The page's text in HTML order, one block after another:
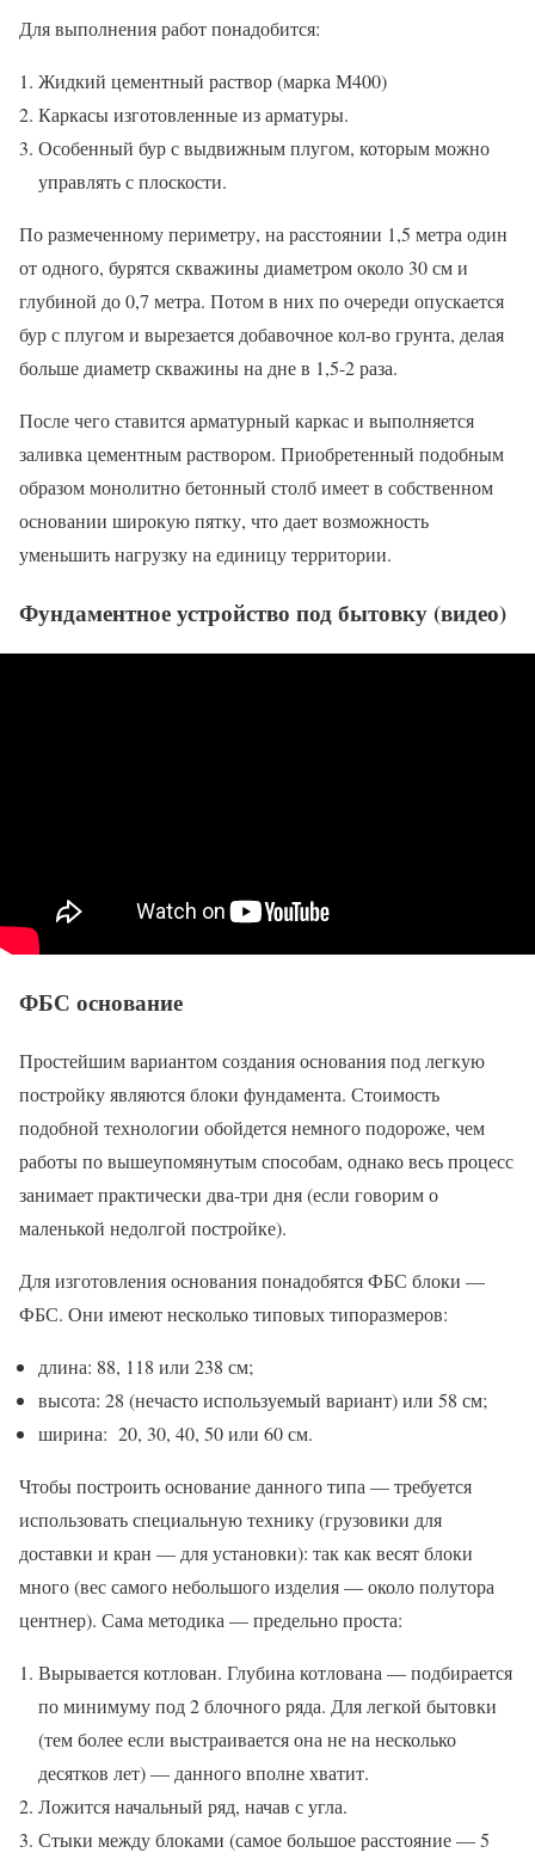
Для выполнения работ понадобится:
Жидкий цементный раствор (марка М400)
Каркасы изготовленные из арматуры.
Особенный бур с выдвижным плугом, которым можно
управлять с плоскости.
По размеченному периметру, на расстоянии 1,5 метра один
от одного, бурятся скважины диаметром около 30 см и
глубиной до 0,7 метра. Потом в них по очереди опускается
бур с плугом и вырезается добавочное кол-во грунта, делая
больше диаметр скважины на дне в 1,5-2 раза.
После чего ставится арматурный каркас и выполняется
заливка цементным раствором. Приобретенный подобным
образом монолитно бетонный столб имеет в собственном
основании широкую пятку, что дает возможность
уменьшить нагрузку на единицу территории.
Фундаментное устройство подбытовку (видео)
ФБС основание
Простейшим вариантом создания основания под легкую
постройку являются блоки фундамента. Стоимость
подобной технологии обойдется немного подороже, чем
работы по вышеупомянутым способам, однако весь процесс
занимает практически два-три дня (если говорим о
маленькой недолгой постройке).
Для изготовления основания понадобятся ФБС блоки —
ФБС. Они имеют несколько типовых типоразмеров:
длина: 88, 118 или 238 см;
высота: 28 (нечасто используемый вариант) или 58 см;
ширина: 20, 30, 40, 50 или 60 см.
Чтобы построить основание данного типа — требуется
использовать специальную технику (грузовики для
доставки и кран — для установки): так как весят блоки
много (вес самого небольшого изделия — около полутора
центнер). Сама методика — предельно проста:
Вырывается котлован. Глубина котлована — подбирается
по минимуму под 2 блочного ряда. Для легкой бытовки
(тем более если выстраивается она не на несколько
десятков лет) — данного вполне хватит.
Ложится начальный ряд, начав с угла.
Стыки между блоками (самое большое расстояние — 5